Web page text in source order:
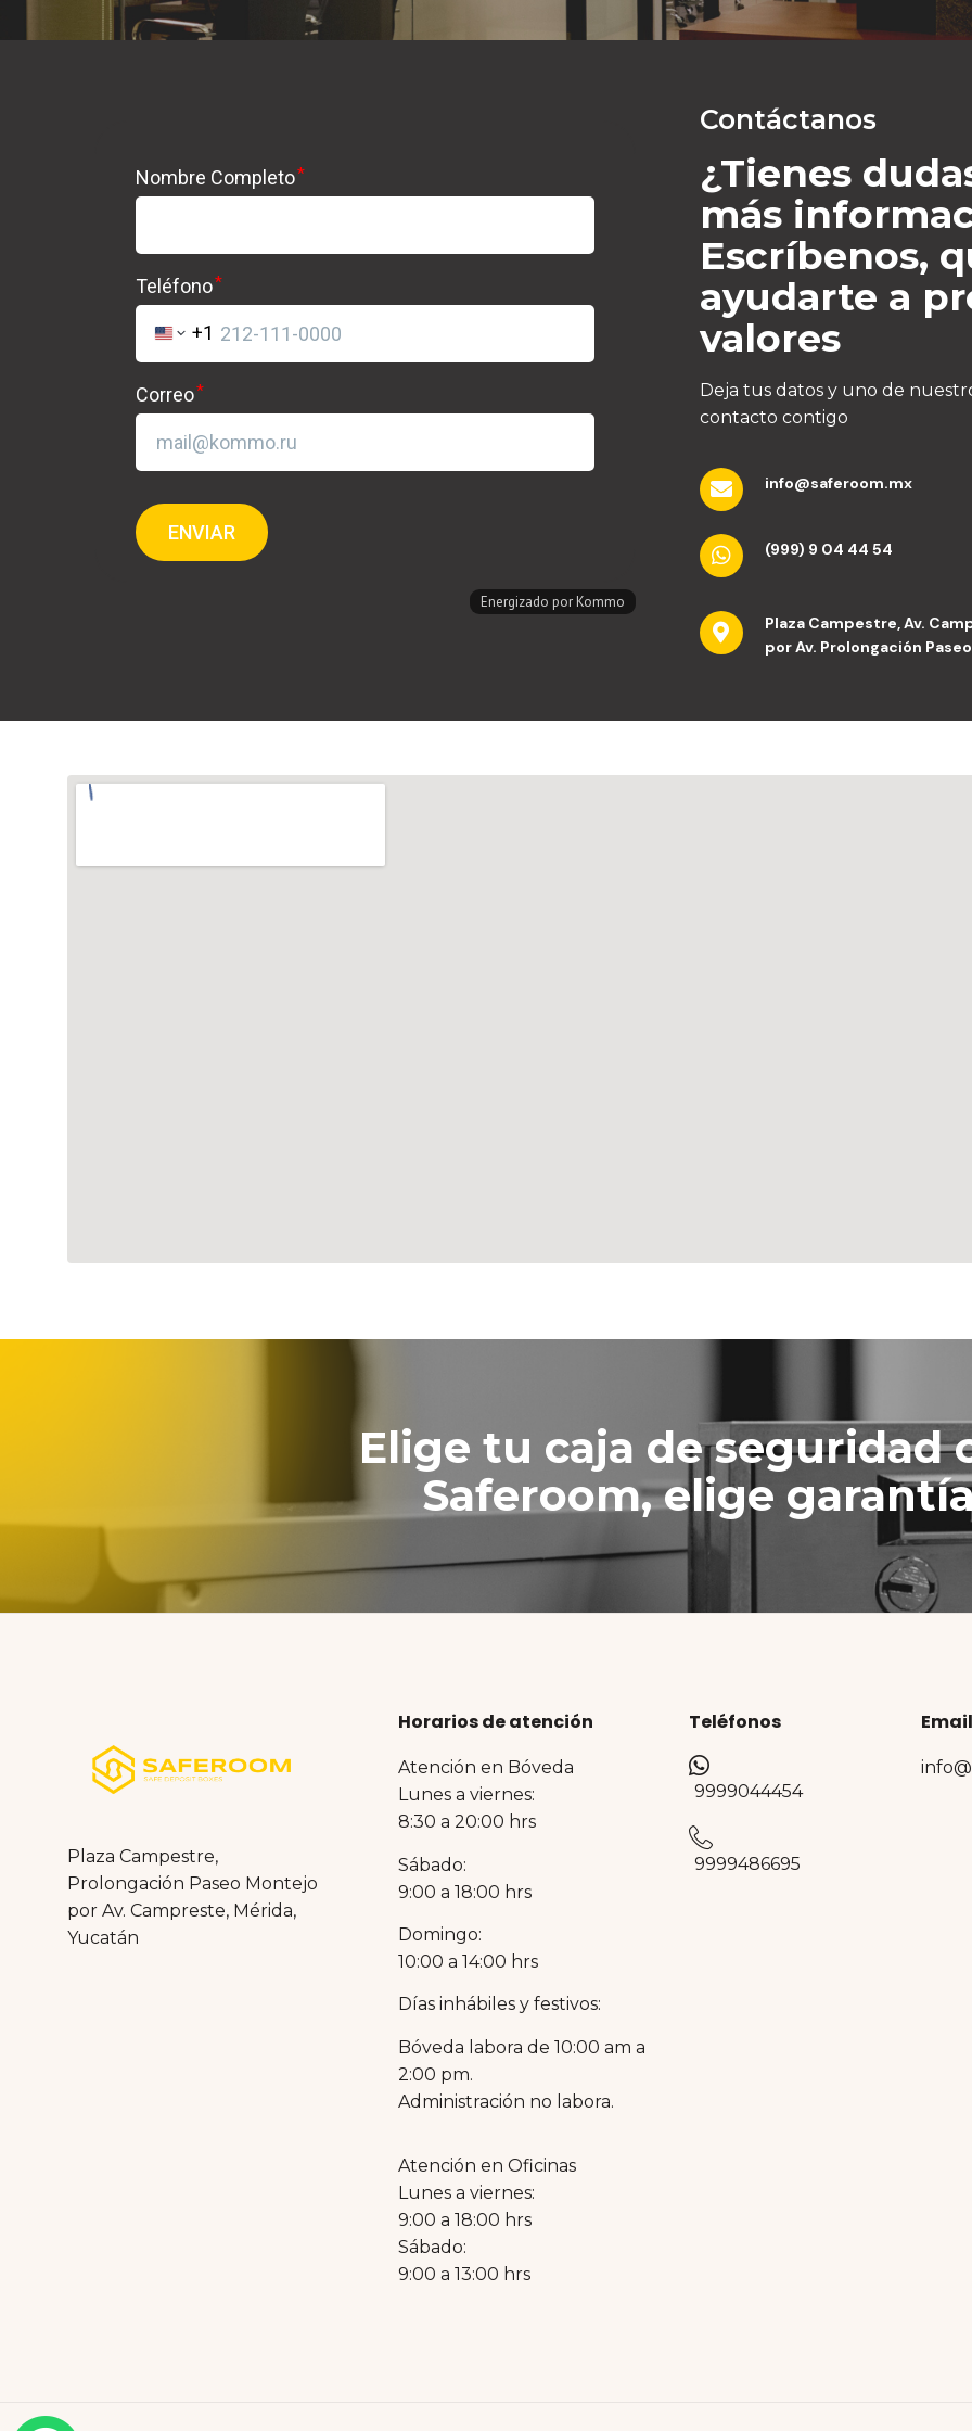
Contáctanos
¿Tienes
más
Escríbenos,
ayudarte a
valores
Deja tus datos y uno de
contacto contigo
info@saferoom.mx
(999) 9 04 44 54
Plaza Campestre, Av.
por Av. Prolongación
Elige tu caja de seguridad
Saferoom, elige
Plaza Campestre,
Prolongación Paseo Montejo
por Av. Campreste, Mérida,
Yucatán
Horarios de atención
Atención en Bóveda
Lunes a viernes:
8:30 a 20:00 hrs
Sábado:
9:00 a 18:00 hrs
Domingo:
10:00 a 14:00 hrs
Días inhábiles y festivos:
Bóveda labora de 10:00 am a
2:00 pm.
Administración no labora.
Atención en Oficinas
Lunes a viernes:
9:00 a 18:00 hrs
Sábado:
9:00 a 13:00 hrs
Teléfonos
9999044454
9999486695
Email